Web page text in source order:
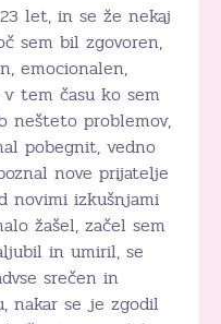
let, in se že nekaj
sem bil zgovoren,
emocionalen,
tem času ko sem
nešteto problemov,
pobegnit, vedno
nove prijatelje
novimi izkušnjami
žašel, začel sem
in umiril, se
srečen in
nakar se je zgodil